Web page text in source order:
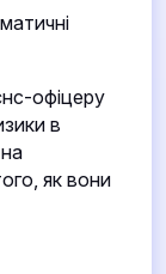
офіцеру
в
як вони